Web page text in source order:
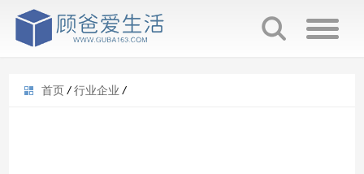
首页 / 行业企业 /